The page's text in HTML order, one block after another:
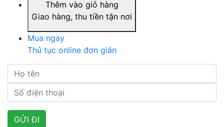
Thêm vào giỏ hàng
Giao hàng, thu tiền tận nơi
Mua ngay
Thủ tục online đơn giản